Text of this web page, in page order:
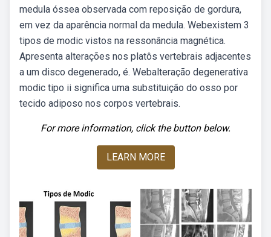
medula óssea observada com reposição de gordura,
em vez da aparência normal da medula. Webexistem 3
tipos de modic vistos na ressonância magnética.
Apresenta alterações nos platôs vertebrais adjacentes
a um disco degenerado, é. Webalteração degenerativa
modic tipo ii significa uma substituição do osso por
tecido adiposo nos corpos vertebrais.
For more information, click the button below.
LEARN MORE